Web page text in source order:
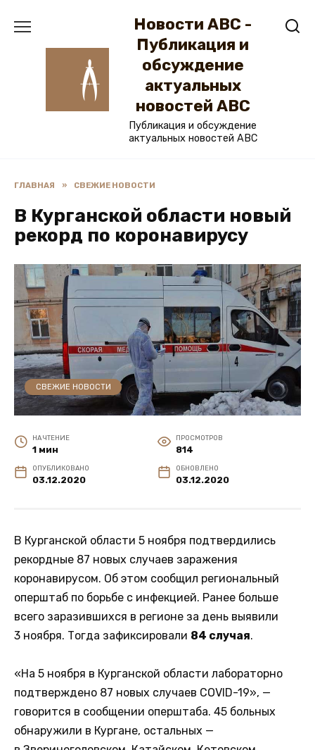
Новости ABC -
Публикация и
обсуждение
актуальных
новостей ABC
Публикация и обсуждение
актуальных новостей ABC
ГЛАВНАЯ » СВЕЖИЕ НОВОСТИ
В Курганской области новый
рекорд по коронавирусу
СВЕЖИЕ НОВОСТИ
НА ЧТЕНИЕ
1 мин
ПРОСМОТРОВ
814
ОПУБЛИКОВАНО
03.12.2020
ОБНОВЛЕНО
03.12.2020
В Курганской области 5 ноября подтвердились
рекордные 87 новых случаев заражения
коронавирусом. Об этом сообщил региональный
оперштаб по борьбе с инфекцией. Ранее больше
всего заразившихся в регионе за день выявили
3 ноября. Тогда зафиксировали 84 случая.
«На 5 ноября в Курганской области лабораторно
подтверждено 87 новых случаев COVID-19», —
говорится в сообщении оперштаба. 45 больных
обнаружили в Кургане, остальных —